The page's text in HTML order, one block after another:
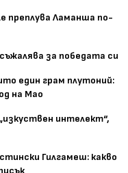
преплува Ламанша по-
за победата си
един грам плутоний:
на Мао
интелект“,
Гилгамеш: какво